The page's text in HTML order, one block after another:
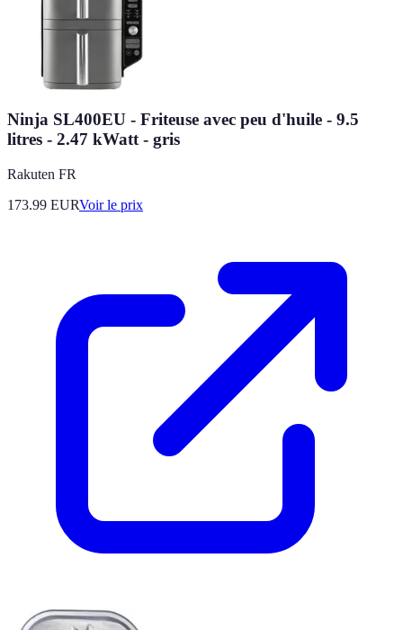
Ninja SL400EU - Friteuse avec peu d'huile - 9.5
litres - 2.47 kWatt - gris
Rakuten FR
173.99 EURVoir le prix